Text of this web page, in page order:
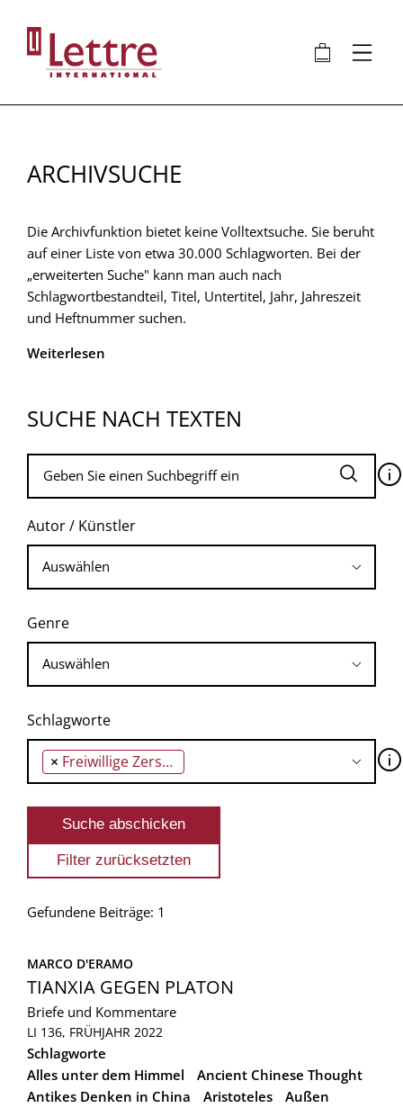
Inhalt
🛍 ⋮
ARCHIVSUCHE
Die Archivfunktion bietet keine Volltextsuche. Sie beruht
auf einer Liste von etwa 30.000 Schlagworten. Bei der
„erweiterten Suche" kann man auch nach
Schlagwortbestandteil, Titel, Untertitel, Jahr, Jahreszeit
und Heftnummer suchen.
Weiterlesen
SUCHE NACH TEXTEN
🛈
Autor / Künstler
Genre
Schlagworte
× Freiwillige Zerstörung des eigenen kulturellen Erbes im Westen 🛈
Gefundene Beiträge: 1
MARCO D'ERAMO
TIANXIA GEGEN PLATON
Briefe und Kommentare
LI 136, FRÜHJAHR 2022
Schlagworte
Alles unter dem Himmel
Ancient Chinese Thought
Antikes Denken in China
Aristoteles
Außen